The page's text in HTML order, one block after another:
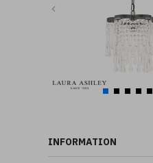
INFORMATION